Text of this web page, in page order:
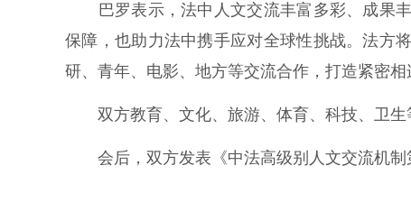
巴罗表示，法中人文交流丰富多彩、成果丰
保障，也助力法中携手应对全球性挑战。法方
研、青年、电影、地方等交流合作，打造紧密相
双方教育、文化、旅游、体育、科技、卫生
会后，双方发表《中法高级别人文交流机制